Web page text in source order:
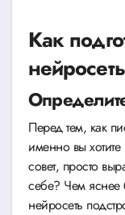
Как
Перед тем, как
именно вы
совет, просто
себе? Чем яснее
нейросеть